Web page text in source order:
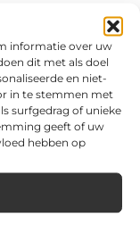
informatie over uw
dit met als doel
en niet-
in te stemmen met
surfgedrag of unieke
geeft of uw
hebben op